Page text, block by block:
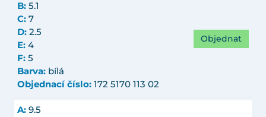
B: 5.1
C: 7
D: 2.5
E: 4
F: 5
Barva: bílá
Objednací číslo: 172 5170 113 02
Objednat
A: 9.5